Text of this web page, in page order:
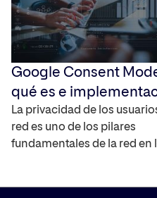
Google Consent
qué es e
La privacidad de los
red es uno de los pilares
fundamentales de la red en